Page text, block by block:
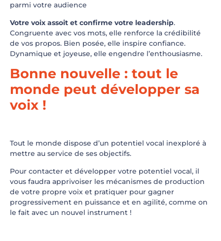
parmi votre audience
Votre voix assoit et confirme votre leadership.
Congruente avec vos mots, elle renforce la crédibilité
de vos propos. Bien posée, elle inspire confiance.
Dynamique et joyeuse, elle engendre l’enthousiasme.
Bonne nouvelle : tout le
monde peut développer sa
voix !
Tout le monde dispose d’un potentiel vocal inexploré à
mettre au service de ses objectifs.
Pour contacter et développer votre potentiel vocal, il
vous faudra apprivoiser les mécanismes de production
de votre propre voix et pratiquer pour gagner
progressivement en puissance et en agilité, comme on
le fait avec un nouvel instrument !